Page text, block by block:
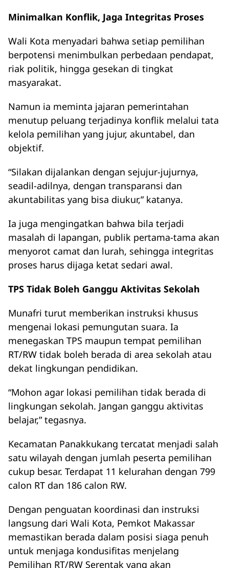
Minimalkan Konflik, Jaga Integritas Proses
Wali Kota menyadari bahwa setiap pemilihan
berpotensi menimbulkan perbedaan pendapat,
riak politik, hingga gesekan di tingkat
masyarakat.
Namun ia meminta jajaran pemerintahan
menutup peluang terjadinya konflik melalui tata
kelola pemilihan yang jujur, akuntabel, dan
objektif.
“Silakan dijalankan dengan sejujur-jujurnya,
seadil-adilnya, dengan transparansi dan
akuntabilitas yang bisa diukur,” katanya.
Ia juga mengingatkan bahwa bila terjadi
masalah di lapangan, publik pertama-tama akan
menyorot camat dan lurah, sehingga integritas
proses harus dijaga ketat sedari awal.
TPS Tidak Boleh Ganggu Aktivitas Sekolah
Munafri turut memberikan instruksi khusus
mengenai lokasi pemungutan suara. Ia
menegaskan TPS maupun tempat pemilihan
RT/RW tidak boleh berada di area sekolah atau
dekat lingkungan pendidikan.
“Mohon agar lokasi pemilihan tidak berada di
lingkungan sekolah. Jangan ganggu aktivitas
belajar,” tegasnya.
Kecamatan Panakkukang tercatat menjadi salah
satu wilayah dengan jumlah peserta pemilihan
cukup besar. Terdapat 11 kelurahan dengan 799
calon RT dan 186 calon RW.
Dengan penguatan koordinasi dan instruksi
langsung dari Wali Kota, Pemkot Makassar
memastikan berada dalam posisi siaga penuh
untuk menjaga kondusifitas menjelang
Pemilihan RT/RW Serentak yang akan